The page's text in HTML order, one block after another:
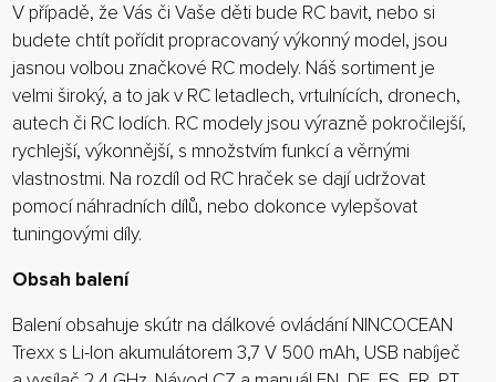
V případě, že Vás či Vaše děti bude RC bavit, nebo si
budete chtít pořídit propracovaný výkonný model, jsou
jasnou volbou značkové RC modely. Náš sortiment je
velmi široký, a to jak v RC letadlech, vrtulnících, dronech,
autech či RC lodích. RC modely jsou výrazně pokročilejší,
rychlejší, výkonnější, s množstvím funkcí a věrnými
vlastnostmi. Na rozdíl od RC hraček se dají udržovat
pomocí náhradních dílů, nebo dokonce vylepšovat
tuningovými díly.
Obsah balení
Balení obsahuje skútr na dálkové ovládání NINCOCEAN
Trexx s Li-Ion akumulátorem 3,7 V 500 mAh, USB nabíječ